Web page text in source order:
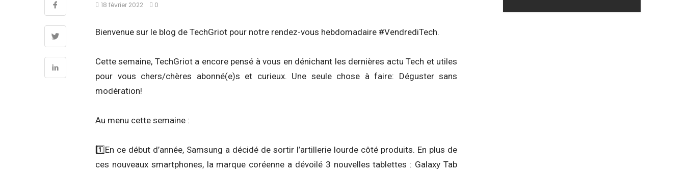
18 février 2022 0
Bienvenue sur le blog de TechGriot pour notre rendez-vous hebdomadaire #VendrediTech.
Cette semaine, TechGriot a encore pensé à vous en dénichant les dernières actu Tech et utiles
pour vous chers/chères abonné(e)s et curieux. Une seule chose à faire: Déguster sans
modération!
Au menu cette semaine :
1️⃣En ce début d’année, Samsung a décidé de sortir l’artillerie lourde côté produits. En plus de
ces nouveaux smartphones, la marque coréenne a dévoilé 3 nouvelles tablettes : Galaxy Tab